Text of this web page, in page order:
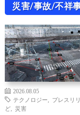
災害/事故/不祥
2026.08.05
テクノロジー
プレスリ
ど
災害